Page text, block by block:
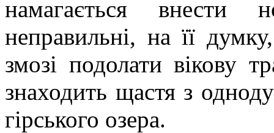
намагається внести
неправильні, на її
змозі подолати вікову
знаходить щастя з
гірського озера.